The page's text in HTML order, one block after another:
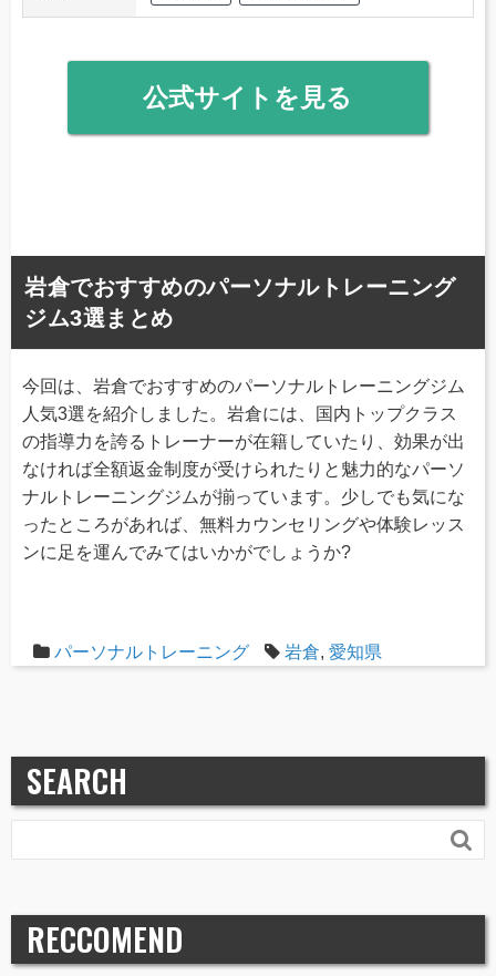
公式サイトを見る
岩倉でおすすめのパーソナルトレーニング
ジム3選まとめ
今回は、岩倉でおすすめのパーソナルトレーニングジム
人気3選を紹介しました。岩倉には、国内トップクラス
の指導力を誇るトレーナーが在籍していたり、効果が出
なければ全額返金制度が受けられたりと魅力的なパーソ
ナルトレーニングジムが揃っています。少しでも気にな
ったところがあれば、無料カウンセリングや体験レッス
ンに足を運んでみてはいかがでしょうか?
パーソナルトレーニング 岩倉, 愛知県
SEARCH

RECCOMEND